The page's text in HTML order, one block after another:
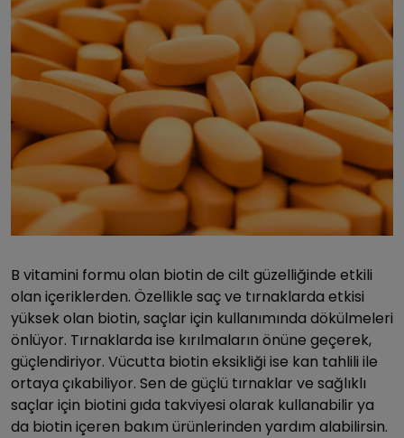
B vitamini formu olan biotin de cilt güzelliğinde etkili
olan içeriklerden. Özellikle saç ve tırnaklarda etkisi
yüksek olan biotin, saçlar için kullanımında dökülmeleri
önlüyor. Tırnaklarda ise kırılmaların önüne geçerek,
güçlendiriyor. Vücutta biotin eksikliği ise kan tahlili ile
ortaya çıkabiliyor. Sen de güçlü tırnaklar ve sağlıklı
saçlar için biotini gıda takviyesi olarak kullanabilir ya
da biotin içeren bakım ürünlerinden yardım alabilirsin.